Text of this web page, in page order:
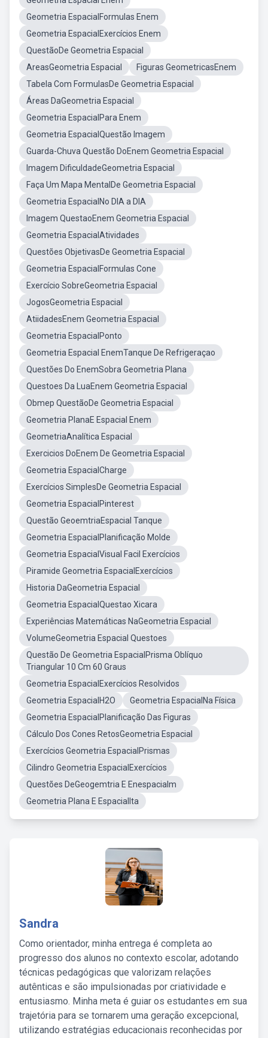
Geometria EspacialFormulas Enem
Geometria EspacialExercícios Enem
QuestãoDe Geometria Espacial
AreasGeometria Espacial
Figuras GeometricasEnem
Tabela Com FormulasDe Geometria Espacial
Áreas DaGeometria Espacial
Geometria EspacialPara Enem
Geometria EspacialQuestão Imagem
Guarda-Chuva Questão DoEnem Geometria Espacial
Imagem DificuldadeGeometria Espacial
Faça Um Mapa MentalDe Geometria Espacial
Geometria EspacialNo DIA a DIA
Imagem QuestaoEnem Geometria Espacial
Geometria EspacialAtividades
Questões ObjetivasDe Geometria Espacial
Geometria EspacialFormulas Cone
Exercício SobreGeometria Espacial
JogosGeometria Espacial
AtiidadesEnem Geometria Espacial
Geometria EspacialPonto
Geometria Espacial EnemTanque De Refrigeraçao
Questões Do EnemSobra Geometria Plana
Questoes Da LuaEnem Geometria Espacial
Obmep QuestãoDe Geometria Espacial
Geometria PlanaE Espacial Enem
GeometriaAnalítica Espacial
Exercicios DoEnem De Geometria Espacial
Geometria EspacialCharge
Exercícios SimplesDe Geometria Espacial
Geometria EspacialPinterest
Questão GeoemtriaEspacial Tanque
Geometria EspacialPlanificação Molde
Geometria EspacialVisual Facil Exercícios
Piramide Geometria EspacialExercícios
Historia DaGeometria Espacial
Geometria EspacialQuestao Xicara
Experiências Matemáticas NaGeometria Espacial
VolumeGeometria Espacial Questoes
Questão De Geometria EspacialPrisma Oblíquo
Triangular 10 Cm 60 Graus
Geometria EspacialExercícios Resolvidos
Geometria EspacialH2O
Geometria EspacialNa Física
Geometria EspacialPlanificação Das Figuras
Cálculo Dos Cones RetosGeometria Espacial
Exercícios Geometria EspacialPrismas
Cilindro Geometria EspacialExercícios
Questões DeGeogemtria E Enespacialm
Geometria Plana E EspacialIta
Sandra
Como orientador, minha entrega é completa ao
progresso dos alunos no contexto escolar, adotando
técnicas pedagógicas que valorizam relações
autênticas e são impulsionadas por criatividade e
entusiasmo. Minha meta é guiar os estudantes em sua
trajetória para se tornarem uma geração excepcional,
utilizando estratégias educacionais reconhecidas por